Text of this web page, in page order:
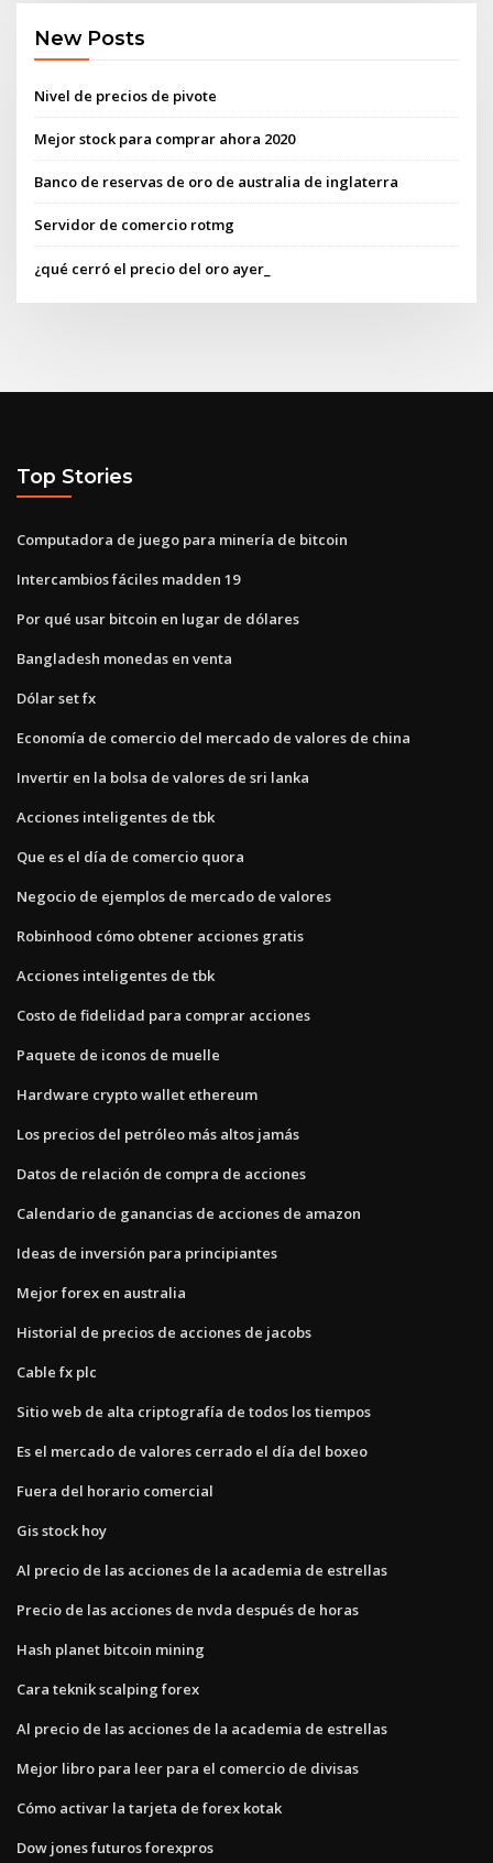
New Posts
Nivel de precios de pivote
Mejor stock para comprar ahora 2020
Banco de reservas de oro de australia de inglaterra
Servidor de comercio rotmg
¿qué cerró el precio del oro ayer_
Top Stories
Computadora de juego para minería de bitcoin
Intercambios fáciles madden 19
Por qué usar bitcoin en lugar de dólares
Bangladesh monedas en venta
Dólar set fx
Economía de comercio del mercado de valores de china
Invertir en la bolsa de valores de sri lanka
Acciones inteligentes de tbk
Que es el día de comercio quora
Negocio de ejemplos de mercado de valores
Robinhood cómo obtener acciones gratis
Acciones inteligentes de tbk
Costo de fidelidad para comprar acciones
Paquete de iconos de muelle
Hardware crypto wallet ethereum
Los precios del petróleo más altos jamás
Datos de relación de compra de acciones
Calendario de ganancias de acciones de amazon
Ideas de inversión para principiantes
Mejor forex en australia
Historial de precios de acciones de jacobs
Cable fx plc
Sitio web de alta criptografía de todos los tiempos
Es el mercado de valores cerrado el día del boxeo
Fuera del horario comercial
Gis stock hoy
Al precio de las acciones de la academia de estrellas
Precio de las acciones de nvda después de horas
Hash planet bitcoin mining
Cara teknik scalping forex
Al precio de las acciones de la academia de estrellas
Mejor libro para leer para el comercio de divisas
Cómo activar la tarjeta de forex kotak
Dow jones futuros forexpros